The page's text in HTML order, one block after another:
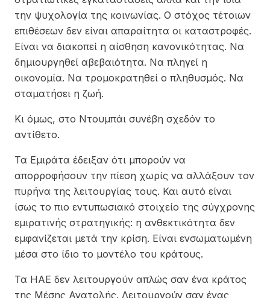
την ψυχολογία της κοινωνίας. Ο στόχος τέτοιων
επιθέσεων δεν είναι απαραίτητα οι καταστροφές.
Είναι να διακοπεί η αίσθηση κανονικότητας. Να
δημιουργηθεί αβεβαιότητα. Να πληγεί η
οικονομία. Να τρομοκρατηθεί ο πληθυσμός. Να
σταματήσει η ζωή.
Κι όμως, στο Ντουμπάι συνέβη σχεδόν το
αντίθετο.
Τα Εμιράτα έδειξαν ότι μπορούν να
απορροφήσουν την πίεση χωρίς να αλλάξουν τον
πυρήνα της λειτουργίας τους. Και αυτό είναι
ίσως το πιο εντυπωσιακό στοιχείο της σύγχρονης
εμιρατινής στρατηγικής: η ανθεκτικότητα δεν
εμφανίζεται μετά την κρίση. Είναι ενσωματωμένη
μέσα στο ίδιο το μοντέλο του κράτους.
Τα ΗΑΕ δεν λειτουργούν απλώς σαν ένα κράτος
της Μέσης Ανατολής. Λειτουργούν σαν ένας